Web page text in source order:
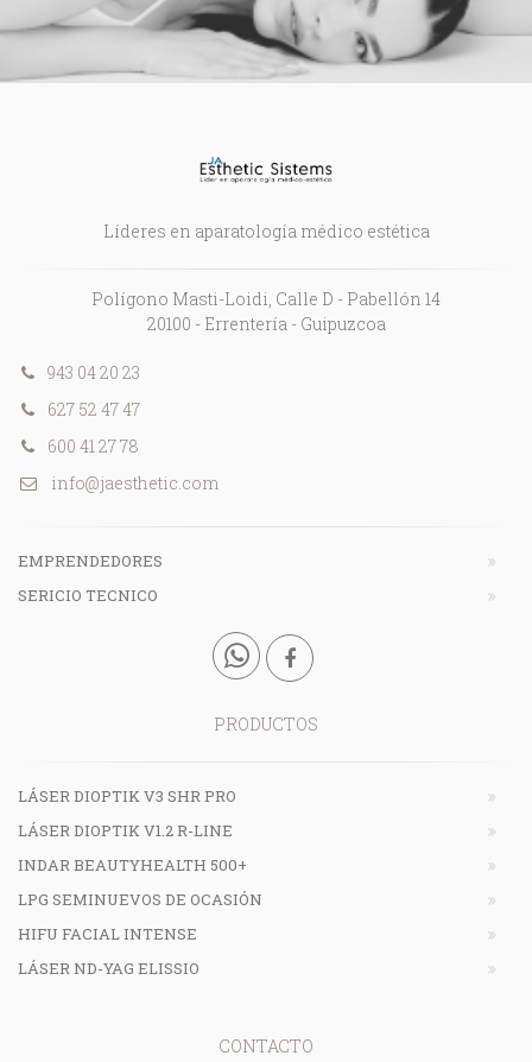
Líderes en aparatología médico estética
Polígono Masti-Loidi, Calle D - Pabellón 14
20100 - Errentería - Guipuzcoa
943 04 20 23
627 52 47 47
600 41 27 78
info@jaesthetic.com
EMPRENDEDORES
SERICIO TECNICO
PRODUCTOS
LÁSER DIOPTIK V3 SHR PRO
LÁSER DIOPTIK V1.2 R-LINE
INDAR BEAUTYHEALTH 500+
LPG SEMINUEVOS DE OCASIÓN
HIFU FACIAL INTENSE
LÁSER ND-YAG ELISSIO
CONTACTO